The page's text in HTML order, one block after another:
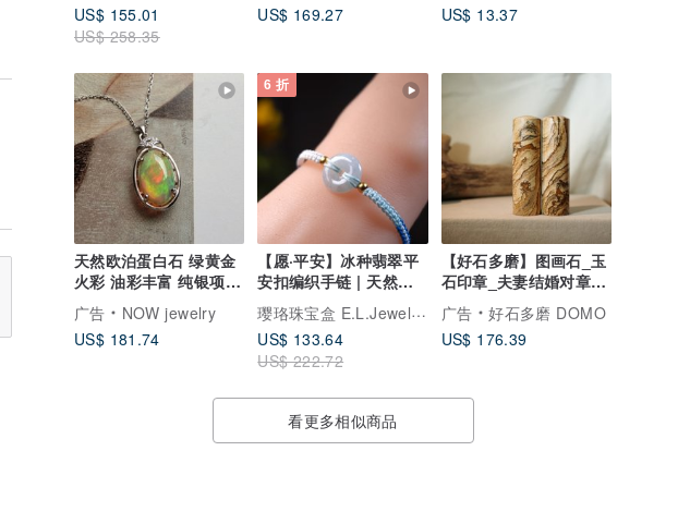
US$ 155.01
US$ 258.35
US$ 169.27
US$ 13.37
天然欧泊蛋白石 绿黄金
火彩 油彩丰富 纯银项链
收藏级轻珠宝
广告
NOW jewelry
US$ 181.74
6 折
【愿·平安】冰种翡翠平
安扣编织手链 | 天然缅
甸A货翡翠 | 送礼
璎珞珠宝盒 E.L.Jewelry Box
US$ 133.64
US$ 222.72
【好石多磨】图画石_玉
石印章_夫妻结婚对章_
圆章
广告
好石多磨 DOMO
US$ 176.39
看更多相似商品